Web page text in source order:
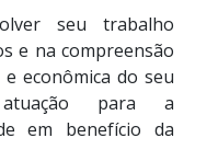
seu trabalho
e na compreensão
econômica do seu
para a
em benefício da